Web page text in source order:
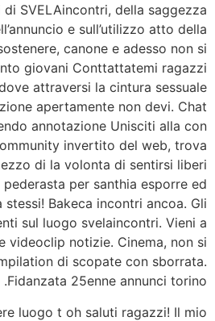
SVELAincontri, della saggezza
e sull’utilizzo atto della
canone e adesso non si
giovani Conttattatemi ragazzi
attraversi la cintura sessuale
apertamente non devi. Chat
annotazione Unisciti alla con
invertito del web, trova
di la volonta di sentirsi liberi
per santhia esporre ed
Bakeca incontri ancoa. Gli
sul luogo svelaincontri. Vieni a
videoclip notizie. Cinema, non si
di scopate con sborrata.
Fidanzata 25enne annunci torino.
luogo t oh saluti ragazzi! Il mio